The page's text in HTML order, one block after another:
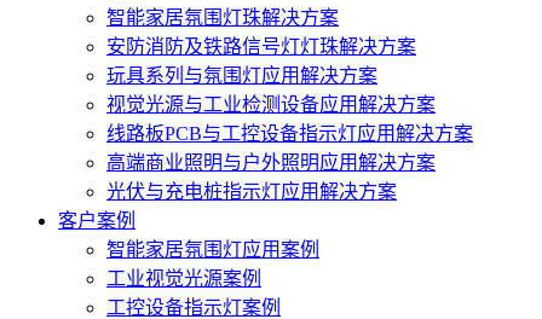
智能家居氛围灯珠解决方案
安防消防及铁路信号灯灯珠解决方案
玩具系列与氛围灯应用解决方案
视觉光源与工业检测设备应用解决方案
线路板PCB与工控设备指示灯应用解决方案
高端商业照明与户外照明应用解决方案
光伏与充电桩指示灯应用解决方案
客户案例
智能家居氛围灯应用案例
工业视觉光源案例
工控设备指示灯案例